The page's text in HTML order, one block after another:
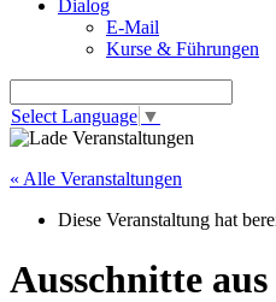
Dialog
E-Mail
Kurse & Führungen
Select Language ▼
« Alle Veranstaltungen
Diese Veranstaltung hat
Ausschnitte